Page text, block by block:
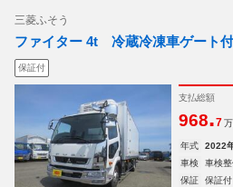
三菱ふそう
ファイター 4t 冷蔵冷凍車ゲート
保証付
支払総額
968.7
年式 2022
車検
車検
保証
保証付